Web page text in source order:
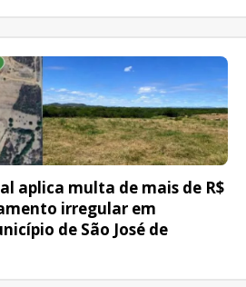
aplica multa de mais de R$
irregular em
de São José de